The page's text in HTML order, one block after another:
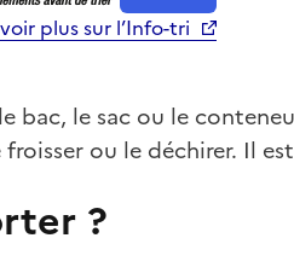
plus sur l’Info-tri
bac, le sac ou le
ou le déchirer. Il
?